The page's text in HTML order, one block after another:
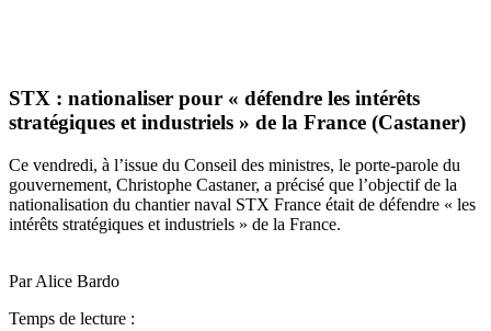
STX : nationaliser pour « défendre les intérêts
stratégiques et industriels » de la France (Castaner)
Ce vendredi, à l’issue du Conseil des ministres, le porte-parole du
gouvernement, Christophe Castaner, a précisé que l’objectif de la
nationalisation du chantier naval STX France était de défendre « les
intérêts stratégiques et industriels » de la France.
Par Alice Bardo
Temps de lecture :